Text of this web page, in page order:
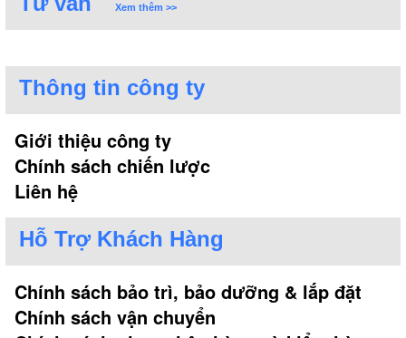
Xem thêm >>
Thông tin công ty
Giới thiệu công ty
Chính sách chiến lược
Liên hệ
Hỗ Trợ Khách Hàng
Chính sách bảo trì, bảo dưỡng & lắp đặt
Chính sách vận chuyển